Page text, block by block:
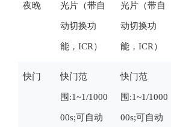
夜晚 光片（带自
动切换功
能，ICR）
光片（带自
动切换功
能，ICR）
快门 快门范
围:1~1/1000
00s;可自动
快门范
围:1~1/1000
00s;可自动